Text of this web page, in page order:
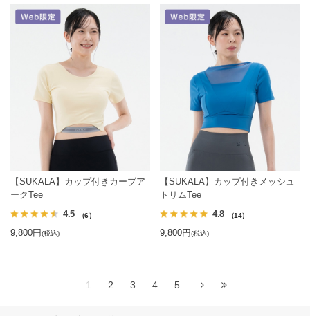
【SUKALA】カップ付きカーブア
ークTee
4.5 （6）
9,800円(税込)
【SUKALA】カップ付きメッシュ
トリムTee
4.8 （14）
9,800円(税込)
1 2 3 4 5